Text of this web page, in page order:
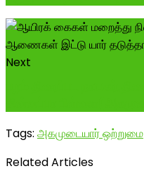
Next
Tags: அகமுடையார் ஒற்றுமை
Related Articles